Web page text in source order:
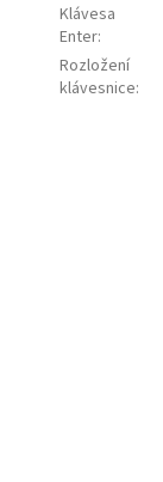
Klávesa
Enter:
Rozložení
klávesnice: